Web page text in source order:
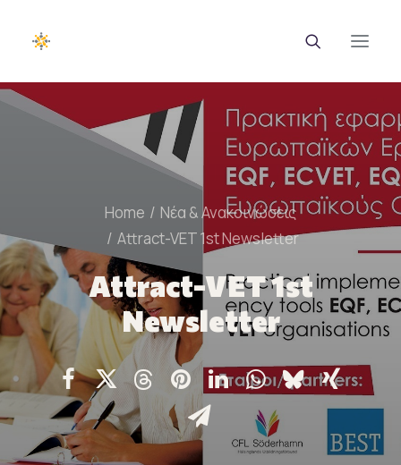
EUROTRAINING
ΣΑΕΚ
Σεμινάρια
Ευρωπαϊκά Προγράμματα
Εθνικά Προγράμματα
Voucher
Νέα & Ανακοινώσεις
Επικοινωνία
Ευκαιρίες Καριέρας
Home
Νέα & Ανακοινώσεις
Attract-VET 1st Newsletter
Attract-VET 1st
Newsletter